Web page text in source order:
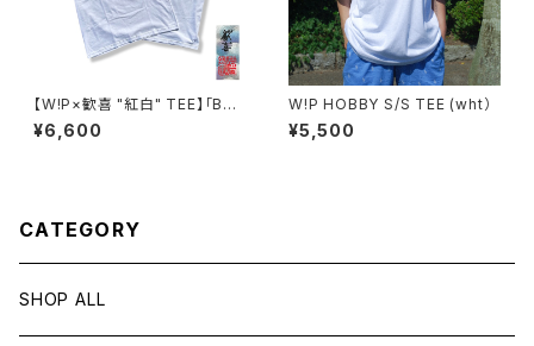
【W!P×歓喜 "紅白" TEE】「BLO
CK PARTY vol.3 -鳥浜DELI
GHT-」
¥6,600
W!P HOBBY S/S TEE (wht）
¥5,500
CATEGORY
SHOP ALL